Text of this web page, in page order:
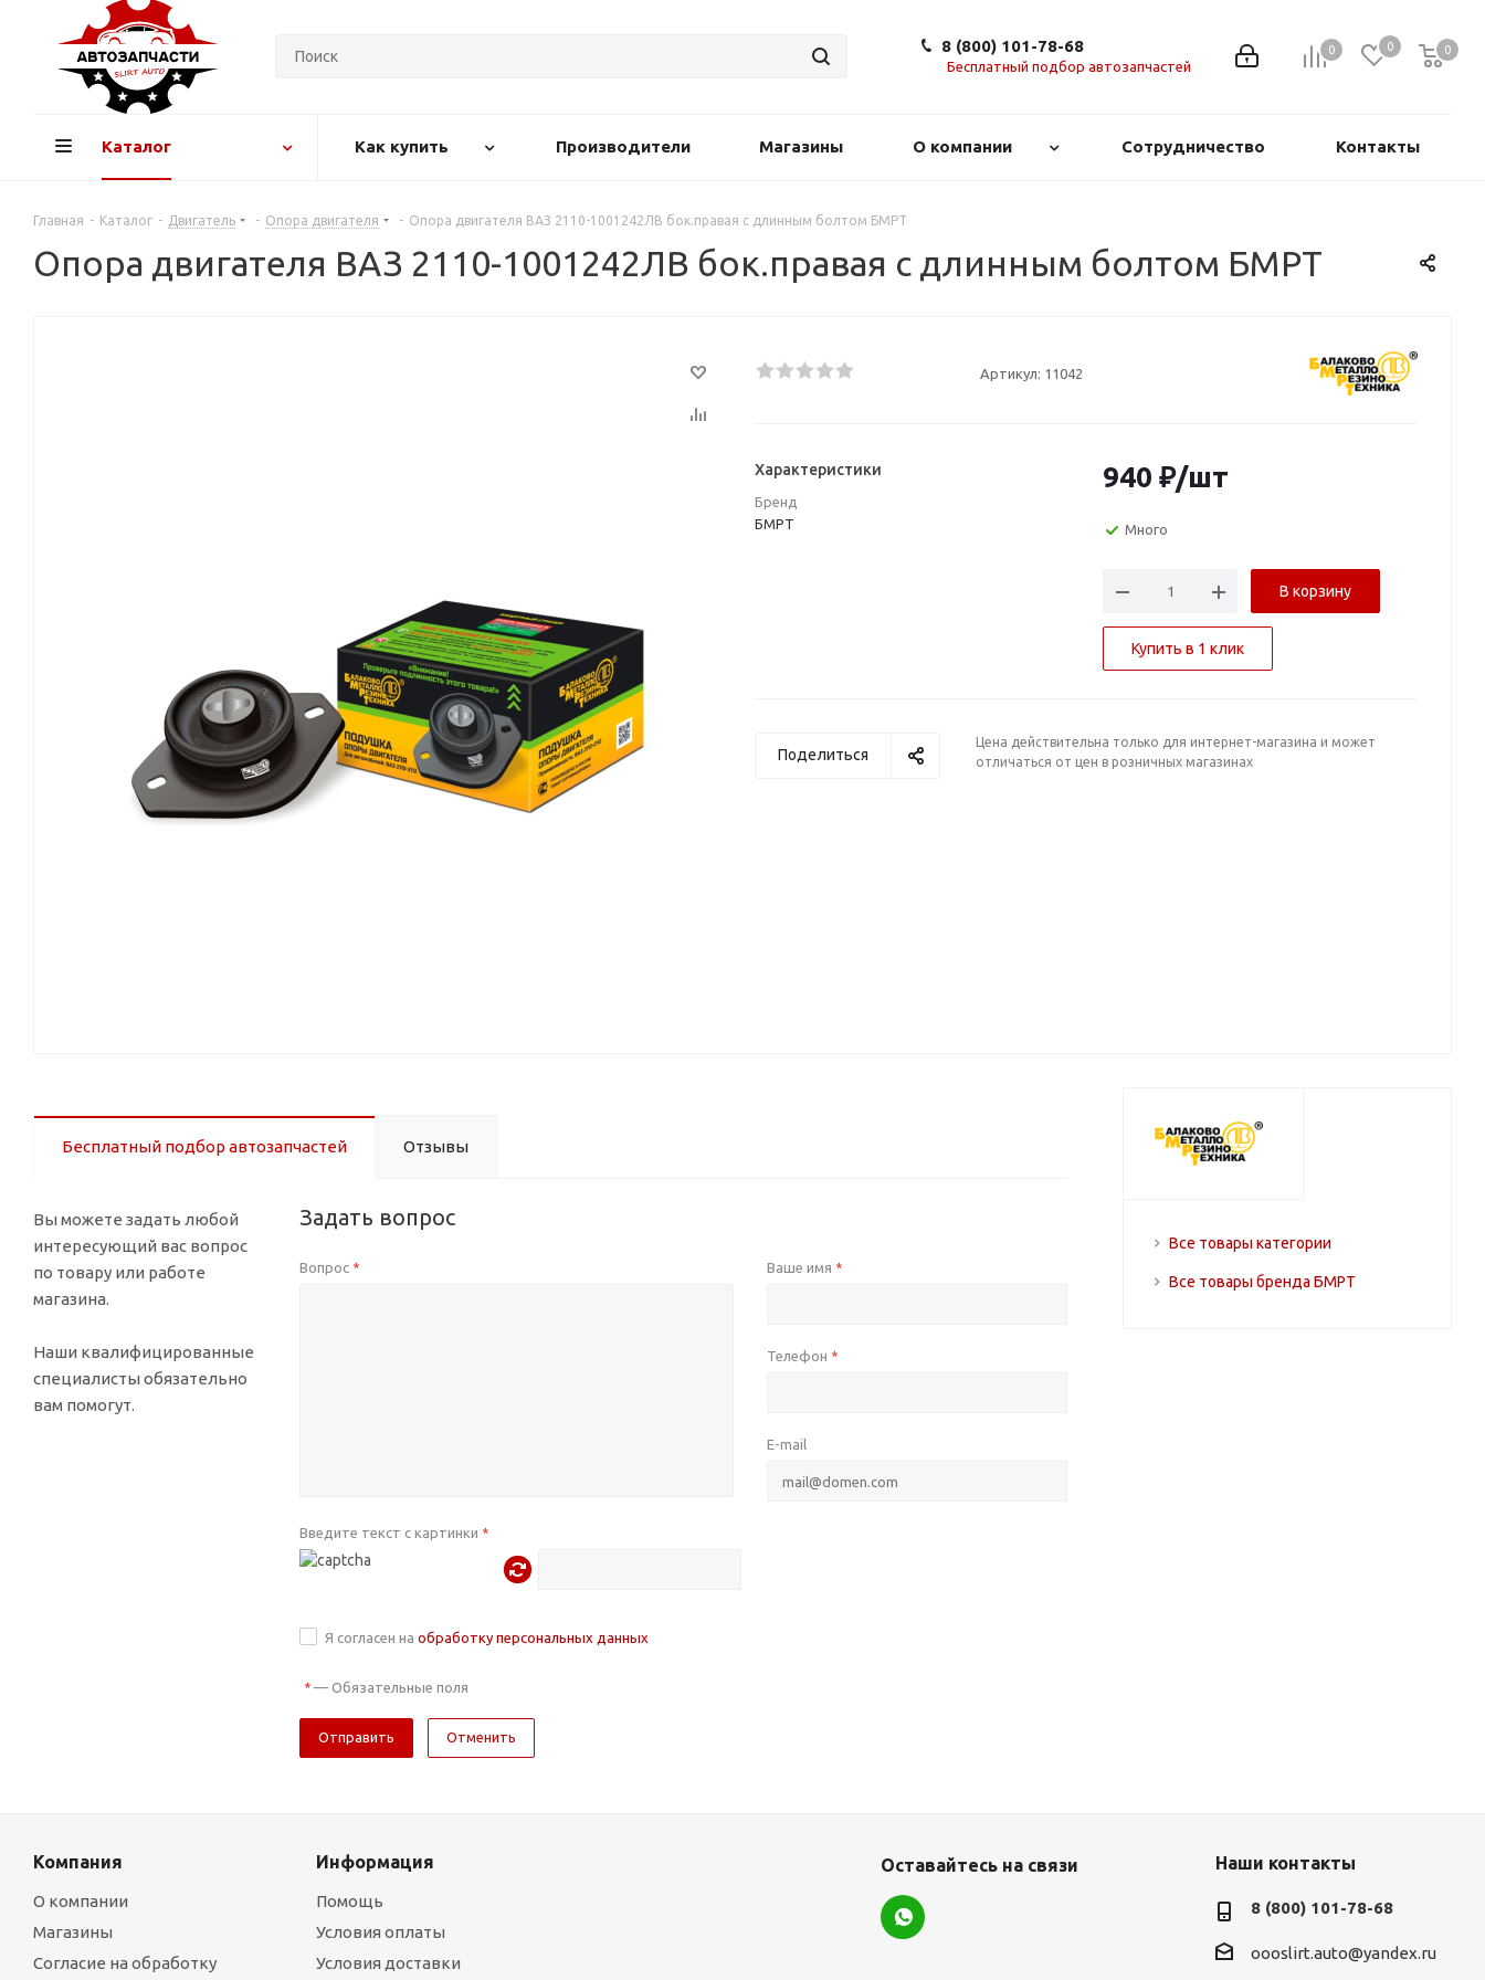
0 0 0
0
8 (800) 101-78-68
Бесплатный подбор автозапчастей
Каталог Как купить Производители Магазины О компании Сотрудничество Контакты
Главная - Каталог - Двигатель - Опора двигателя - Опора двигателя ВАЗ 2110-1001242ЛВ бок.правая с длинным болтом БМРТ
Опора двигателя ВАЗ 2110-1001242ЛВ бок.правая с длинным болтом БМРТ
Артикул: 11042
Характеристики
Бренд
БМРТ
940 ₽/шт
Много
В корзину
Купить в 1 клик
Поделиться
Цена действительна только для интернет-магазина и может
отличаться от цен в розничных магазинах
Бесплатный подбор автозапчастей Отзывы
Вы можете задать любой
интересующий вас вопрос
по товару или работе
магазина.
Наши квалифицированные
специалисты обязательно
вам помогут.
Задать вопрос
Вопрос * Ваше имя *
Телефон *
E-mail
Введите текст с картинки *
Я согласен наобработку персональных данных
* —Обязательные поля
Отменить
Все товары категории
Все товары бренда БМРТ
Компания
О компании
Магазины
Согласие на обработку
Информация
Помощь
Условия оплаты
Условия доставки
Оставайтесь на связи Наши контакты
8 (800) 101-78-68
oooslirt.auto@yandex.ru